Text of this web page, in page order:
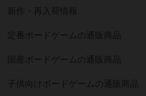
新作・再入荷情報
定番ボードゲームの通販商品
国産ボードゲームの通販商品
子供向けボードゲームの通販商品